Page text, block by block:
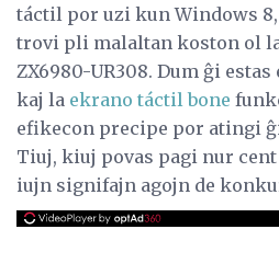
táctil por uzi kun Windows
trovi pli malaltan koston ol la
ZX6980-UR308. Dum ĝi
kaj la ekrano táctil bone
efikecon precipe por atingi
Tiuj, kiuj povas pagi nur
iujn signifajn agojn de